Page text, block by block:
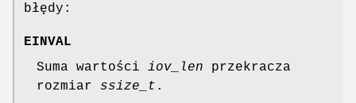
błędy:
EINVAL
Suma wartości iov_len przekracza
rozmiar ssize_t .